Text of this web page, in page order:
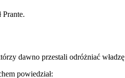
dawno przestali odróżniać
powiedział: